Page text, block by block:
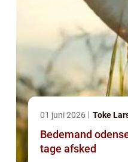
01 juni 2026 Toke
Bedemand odense sådan får du ro til
tage afsked